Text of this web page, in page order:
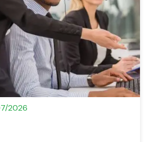
2026